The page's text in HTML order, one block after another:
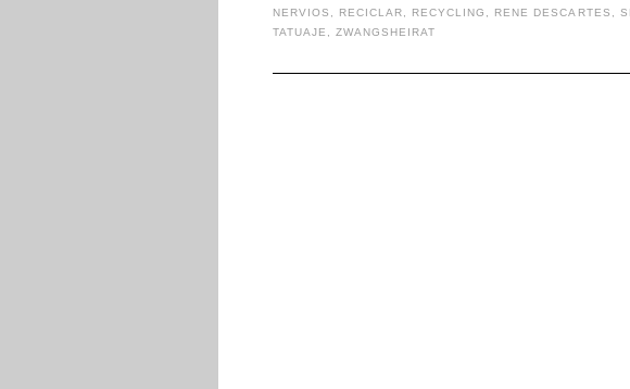
NERVIOS
RECICLAR RECYCLING RENE DESCARTES
TATUAJE
ZWANGSHEIRAT